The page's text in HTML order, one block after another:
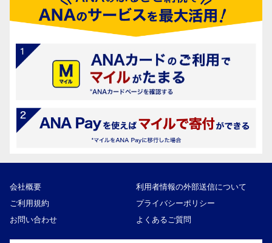
会社概要
利用者情報の外部送信について
ご利用規約
プライバシーポリシー
お問い合わせ
よくあるご質問